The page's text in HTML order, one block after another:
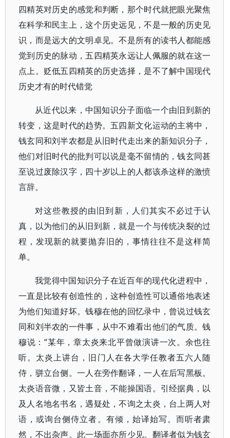
四精英对历史的感觉和判断，那个时代就把眼光聚焦
在科学和民主上，这个历史远见，不是一般的历史见
识，而是远大的文明卓见。不是所有的读书人都能感
觉到历史的脉动，五四精英永远让人佩服的就在这一
点上。贬低五四精英的历史选择，是不了解中国现代
历史才有的时代错觉
从近代以来，中国知识分子面临一个由旧到新的
转变，这是时代的趋势。五四新文化运动的主将中，
钱玄同和刘半农都是从旧时代走出来的新知识分子，
他们对旧时代的批判可以说是毫不留情的，钱玄同甚
至说过废除汉字，四十岁以上的人都该杀这样的激愤
言辞。
对这些教授的由旧到新，人们其实不必过于认
真，以为他们的从旧到新，就是一个与传统决裂的过
程，发现新的就要抛弃旧的，事情往往不是这样简
单。
我觉得中国知识分子在近百年的现代化进程中，
一直是比较有创造性的，这种创造性可以通俗地表述
为他们知道好坏。钱穆在他的回忆录中，曾说过钱玄
同和刘半农的一件事，从中不难看出他们的气质。钱
穆说：“某年，章太炎来北平曾做演讲一次。余也往
听。太炎上讲台，旧门人在各大学任教者五六人随
侍，骈立台侧。一人在旁作翻译，一人在后写黑板。
太炎语音微，又皆土音，不能操国语。引经据典，以
及人名地名书名，遇疑处，不询之太炎，台上两人对
语，或询台侧侍立者。有倾，始译始写。而听者肃
然，不出杂声。此一场面亦所少见。翻译者似为钱玄